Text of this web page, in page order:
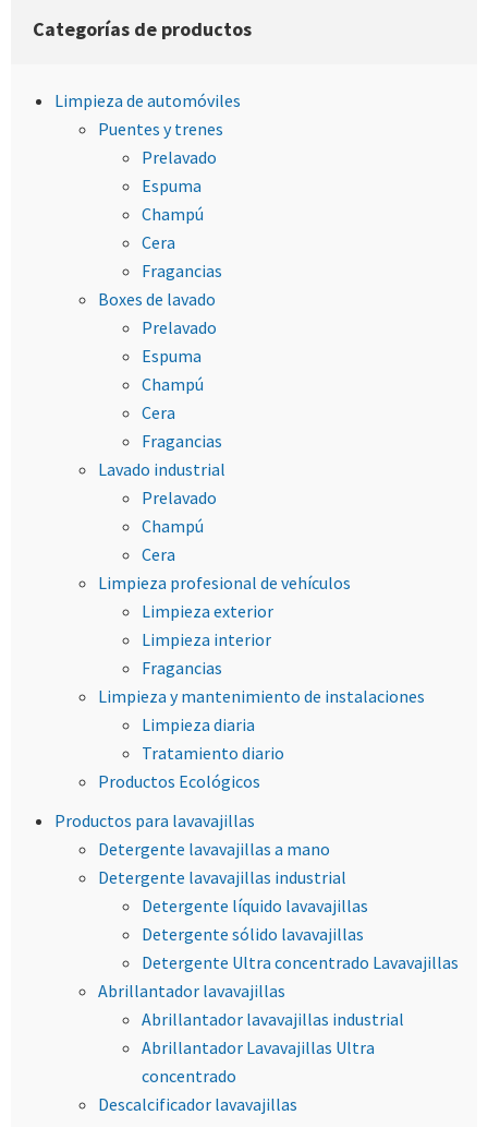
Categorías de productos
Limpieza de automóviles
Puentes y trenes
Prelavado
Espuma
Champú
Cera
Fragancias
Boxes de lavado
Prelavado
Espuma
Champú
Cera
Fragancias
Lavado industrial
Prelavado
Champú
Cera
Limpieza profesional de vehículos
Limpieza exterior
Limpieza interior
Fragancias
Limpieza y mantenimiento de instalaciones
Limpieza diaria
Tratamiento diario
Productos Ecológicos
Productos para lavavajillas
Detergente lavavajillas a mano
Detergente lavavajillas industrial
Detergente líquido lavavajillas
Detergente sólido lavavajillas
Detergente Ultra concentrado Lavavajillas
Abrillantador lavavajillas
Abrillantador lavavajillas industrial
Abrillantador Lavavajillas Ultra
concentrado
Descalcificador lavavajillas